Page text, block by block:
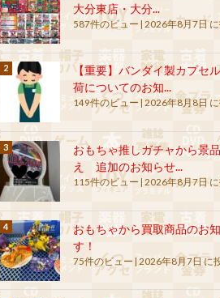
大分東店・大分...
587件のビュー | 2026年8月7日
【重要】バンダイ製カプセ
荷についてのお知...
149件のビュー 2026年8月8日
おもちゃ推しガチャから景
え 追加のお知らせ...
115件のビュー | 2026年8月7日
おもちゃから買取商品のお
す！
75件のビュー |2026年8月7日 に